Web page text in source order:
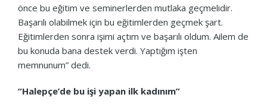
önce bu eğitim ve seminerlerden mutlaka geçmelidir.
Başarılı olabilmek için bu eğitimlerden geçmek şart.
Eğitimlerden sonra işimi açtım ve başarılı oldum. Ailem de
bu konuda bana destek verdi. Yaptığım işten
memnunum” dedi.
“Halepçe’de bu işi yapan ilk kadınım”